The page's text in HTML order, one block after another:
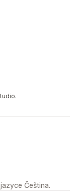
Čeština.